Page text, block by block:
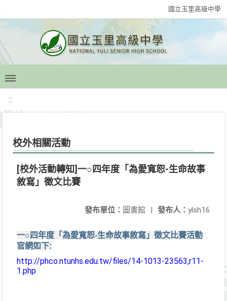
國立玉里高級中學
:::
校外相關活動
[校外活動轉知]一○四年度「為愛寬恕-生命故事
敘寫」徵文比賽
發布人： ylsh16
發布單位： 圖書館 |
一○四年度「為愛寬恕-生命故事敘寫」徵文比賽活動
官網如下:
http://phco.ntunhs.edu.tw/files/14-1013-23563,r11-
1.php